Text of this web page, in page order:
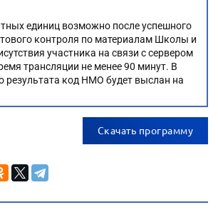
единиц возможно после успешного
контроля по материалам Школы и
участника на связи с сервером
трансляции не менее 90 минут. В
результата код НМО будет выслан на
Скачать программу